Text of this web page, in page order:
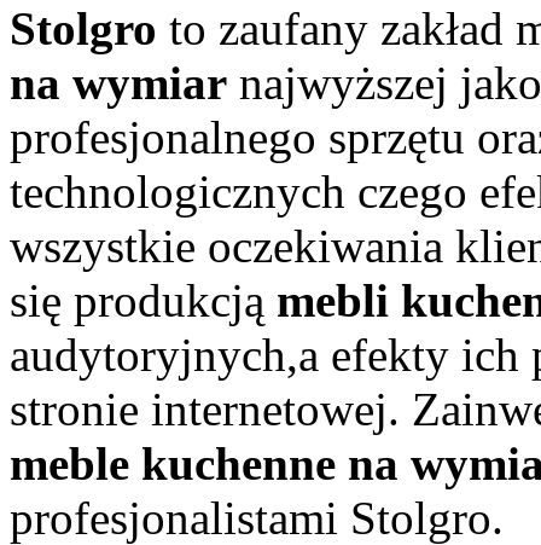
Stolgro to zaufany
na wymiar najwyższej
profesjonalnego sprzętu
technologicznych czego
wszystkie oczekiwania
się produkcją mebli
audytoryjnych,a efekty ich
stronie internetowej.
meble kuchenne na
profesjonalistami Stolgro.